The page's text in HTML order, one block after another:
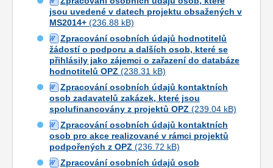
jsou uvedené v datech projektu obsažených v
MS2014+
Zpracování osobních údajů hodnotitelů
žádostí o podporu a dalších osob, které se
přihlásily jako zájemci o zařazení do databáze
hodnotitelů OPZ
Zpracování osobních údajů kontaktních
osob zadavatelů zakázek, které jsou
spolufinancovány z projektů OPZ
Zpracování osobních údajů kontaktních
osob pro akce realizované v rámci projektů
podpořených z OPZ
Zpracování osobních údajů osob